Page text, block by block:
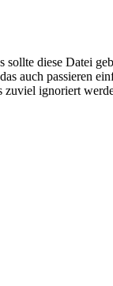
diese Datei
auch passieren
zuviel ignoriert